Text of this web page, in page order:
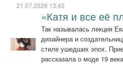
21.07.2026 13:42
«Катя и все её
Так называлась лекция
дизайнера и
стиле ушедших эпох.
рассказала о моде 19